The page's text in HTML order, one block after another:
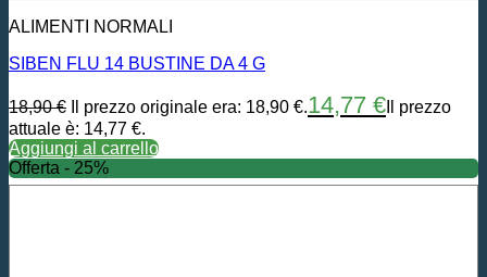
ALIMENTI NORMALI
SIBEN FLU 14 BUSTINE DA 4 G
18,90€ Il prezzo originale era: 18,90 €.14,77 € Il prezzo
attuale è: 14,77 €.
Aggiungi al carrello
Offerta - 25%